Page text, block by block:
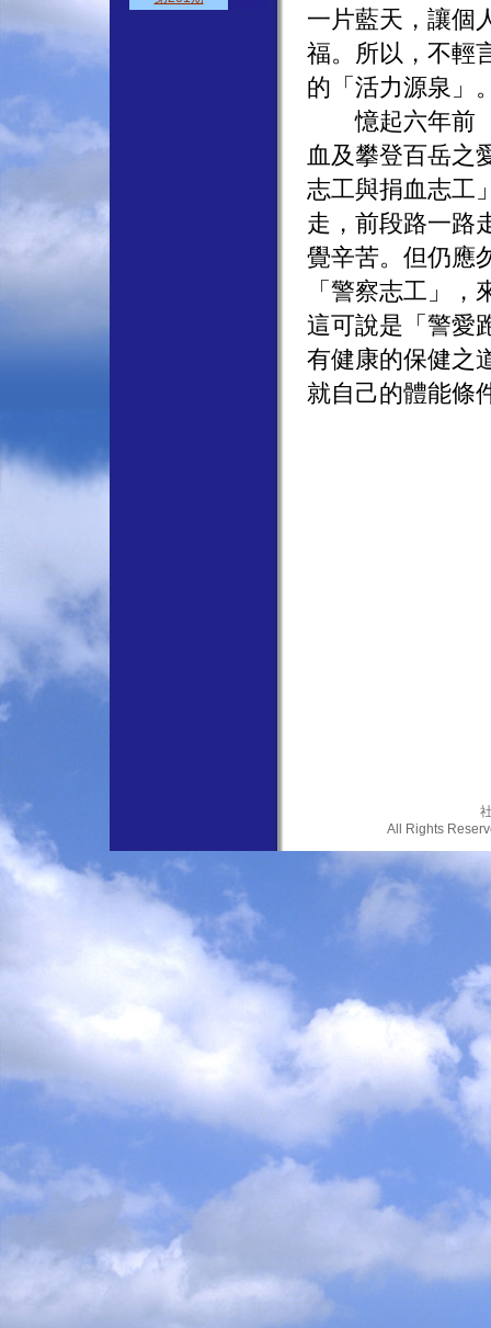
一片藍天，讓個
福。所以，不輕
的「活力源泉」
憶起六年前（
血及攀登百岳之
志工與捐血志工
走，前段路一路
覺辛苦。但仍應
「警察志工」
這可說是「警愛
有健康的保健之
就自己的體能條
All Rights